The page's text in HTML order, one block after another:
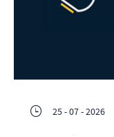
25 - 07 - 2026